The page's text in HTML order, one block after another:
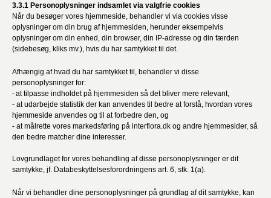
3.3.1 Personoplysninger indsamlet via valgfrie cookies
Når du besøger vores hjemmeside, behandler vi via cookies visse
oplysninger om din brug af hjemmesiden, herunder eksempelvis
oplysninger om din enhed, din browser, din IP-adresse og din færden
(sidebesøg, kliks mv.), hvis du har samtykket til det.
Afhængig af hvad du har samtykket til, behandler vi disse
personoplysninger for:
- at tilpasse indholdet på hjemmesiden så det bliver mere relevant,
- at udarbejde statistik der kan anvendes til bedre at forstå, hvordan vores
hjemmeside anvendes og til at forbedre den, og
- at målrette vores markedsføring på interflora.dk og andre hjemmesider, så
den bedre matcher dine interesser.
Lovgrundlaget for vores behandling af disse personoplysninger er dit
samtykke, jf. Databeskyttelsesforordningens art. 6, stk. 1(a).
Når vi behandler dine personoplysninger på grundlag af dit samtykke, kan